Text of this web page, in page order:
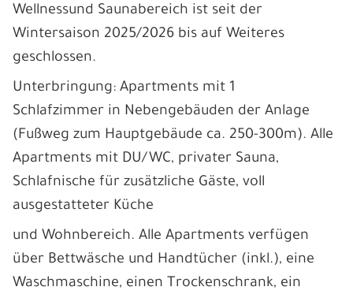
Wellnessund Saunabereich ist seit der
Wintersaison 2025/2026 bis auf Weiteres
geschlossen.
Unterbringung: Apartments mit 1
Schlafzimmer in Nebengebäuden der Anlage
(Fußweg zum Hauptgebäude ca. 250-300m). Alle
Apartments mit DU/WC, privater Sauna,
Schlafnische für zusätzliche Gäste, voll
ausgestatteter Küche
und Wohnbereich. Alle Apartments verfügen
über Bettwäsche und Handtücher (inkl.), eine
Waschmaschine, einen Trockenschrank, ein